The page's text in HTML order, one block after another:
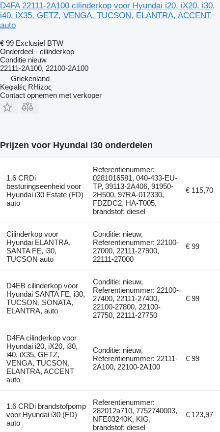
D4FA 22111-2A100 cilinderkop voor Hyundai i20, iX20, i30,
i40, iX35, GETZ, VENGA, TUCSON, ELANTRA, ACCENT
auto
€ 99 Exclusief BTW
Onderdeel - cilinderkop
Conditie nieuw
22111-2A100, 22100-2A100
Griekenland
Keφalές RHίzoς
Contact opnemen met verkoper
Prijzen voor Hyundai i30 onderdelen
1.6 CRDi
besturingseenheid voor
Hyundai i30 Estate (FD)
auto
Referentienummer:
0281016581, 040-433-EU-
TP, 39113-2A406, 91950-
2H500, 97RA-012330,
FDZDC2, HA-T005,
brandstof: diesel
€ 115,70
Cilinderkop voor
Hyundai ELANTRA,
SANTA FE, i30,
TUCSON auto
Conditie: nieuw,
Referentienummer: 22100-
27000, 22111-27900,
22111-27000
€ 99
D4EB cilinderkop voor
Hyundai SANTA FE, i30,
TUCSON, SONATA,
ELANTRA, auto
Conditie: nieuw,
Referentienummer: 22100-
27400, 22111-27400,
22100-27800, 22100-
27750, 22111-27750
€ 99
D4FA cilinderkop voor
Hyundai i20, iX20, i30,
i40, iX35, GETZ,
VENGA, TUCSON,
ELANTRA, ACCENT
auto
Conditie: nieuw,
Referentienummer: 22111-
2A100, 22100-2A100
€ 99
1.6 CRDi brandstofpomp
voor Hyundai i30 (FD)
auto
Referentienummer:
282012a710, 7752740003,
NFE03240K, KIG,
brandstof: diesel
€ 123,97